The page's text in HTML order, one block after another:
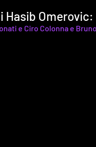
Hasib
e Ciro Colonnae